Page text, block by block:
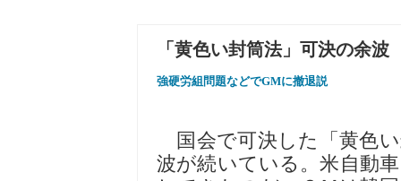
「黄色い封筒法」可決の余波
強硬労組問題などでGMに撤退説
国会で可決した「黄色
波が続いている。米自動